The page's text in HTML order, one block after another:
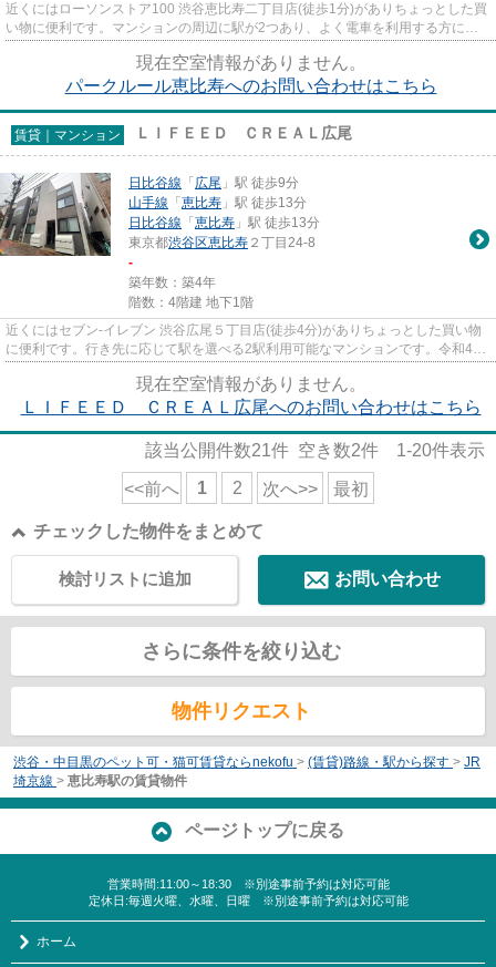
近くにはローソンストア100 渋谷恵比寿二丁目店(徒歩1分)がありちょっとした買
い物に便利です。マンションの周辺に駅が2つあり、よく電車を利用する方にピ
現在空室情報がありません。
パークルール恵比寿へのお問い合わせはこちら
賃貸｜マンション ＬＩＦＥＥＤ ＣＲＥＡＬ広尾
日比谷線 「 広尾 」駅 徒歩9分
山手線 「 恵比寿 」駅 徒歩13分
日比谷線 「 恵比寿 」駅 徒歩13分
東京都渋谷区恵比寿 ２丁目24-8
-
築年数：築4年
階数：4階建 地下1階
近くにはセブン-イレブン 渋谷広尾５丁目店(徒歩4分)がありちょっとした買い物
に便利です。行き先に応じて駅を選べる2駅利用可能なマンションです。令和4年
現在空室情報がありません。
ＬＩＦＥＥＤ ＣＲＥＡＬ広尾へのお問い合わせはこちら
該当公開件数21件 空き数2件 1-20件表示
<<前へ 1 2 次へ>> 最初
チェックした物件をまとめて
お問い合わせ
検討リストに追加
さらに条件を絞り込む
物件リクエスト
渋谷・中目黒のペット可・猫可賃貸ならnekofu > (賃貸)路線・駅から探す > JR
埼京線 > 恵比寿駅の賃貸物件
ページトップに戻る
営業時間:11:00～18:30 ※別途事前予約は対応可能
定休日:毎週火曜、水曜、日曜 ※別途事前予約は対応可能
ホーム